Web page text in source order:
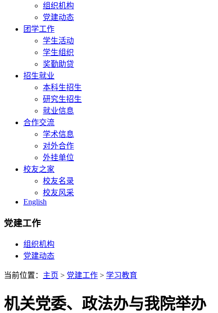
组织机构
党建动态
团学工作
学生活动
学生组织
奖勤助贷
招生就业
本科生招生
研究生招生
就业信息
合作交流
学术信息
对外合作
外挂单位
校友之家
校友名录
校友风采
English
党建工作
组织机构
党建动态
当前位置： 主页 > 党建工作 > 学习教育
机关党委、政法办与我院举办